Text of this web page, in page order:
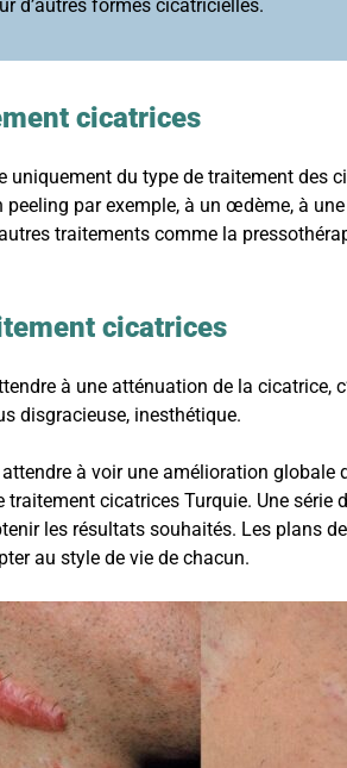
d’autres formes cicatricielles.
cicatrices
uniquement du type de traitement des
peeling par exemple, à un œdème, à
traitements comme la
cicatrices
à une atténuation de la cicatrice,
disgracieuse, inesthétique.
à voir une amélioration globale
traitement cicatrices Turquie. Une série
les résultats souhaités. Les plans
au style de vie de chacun.